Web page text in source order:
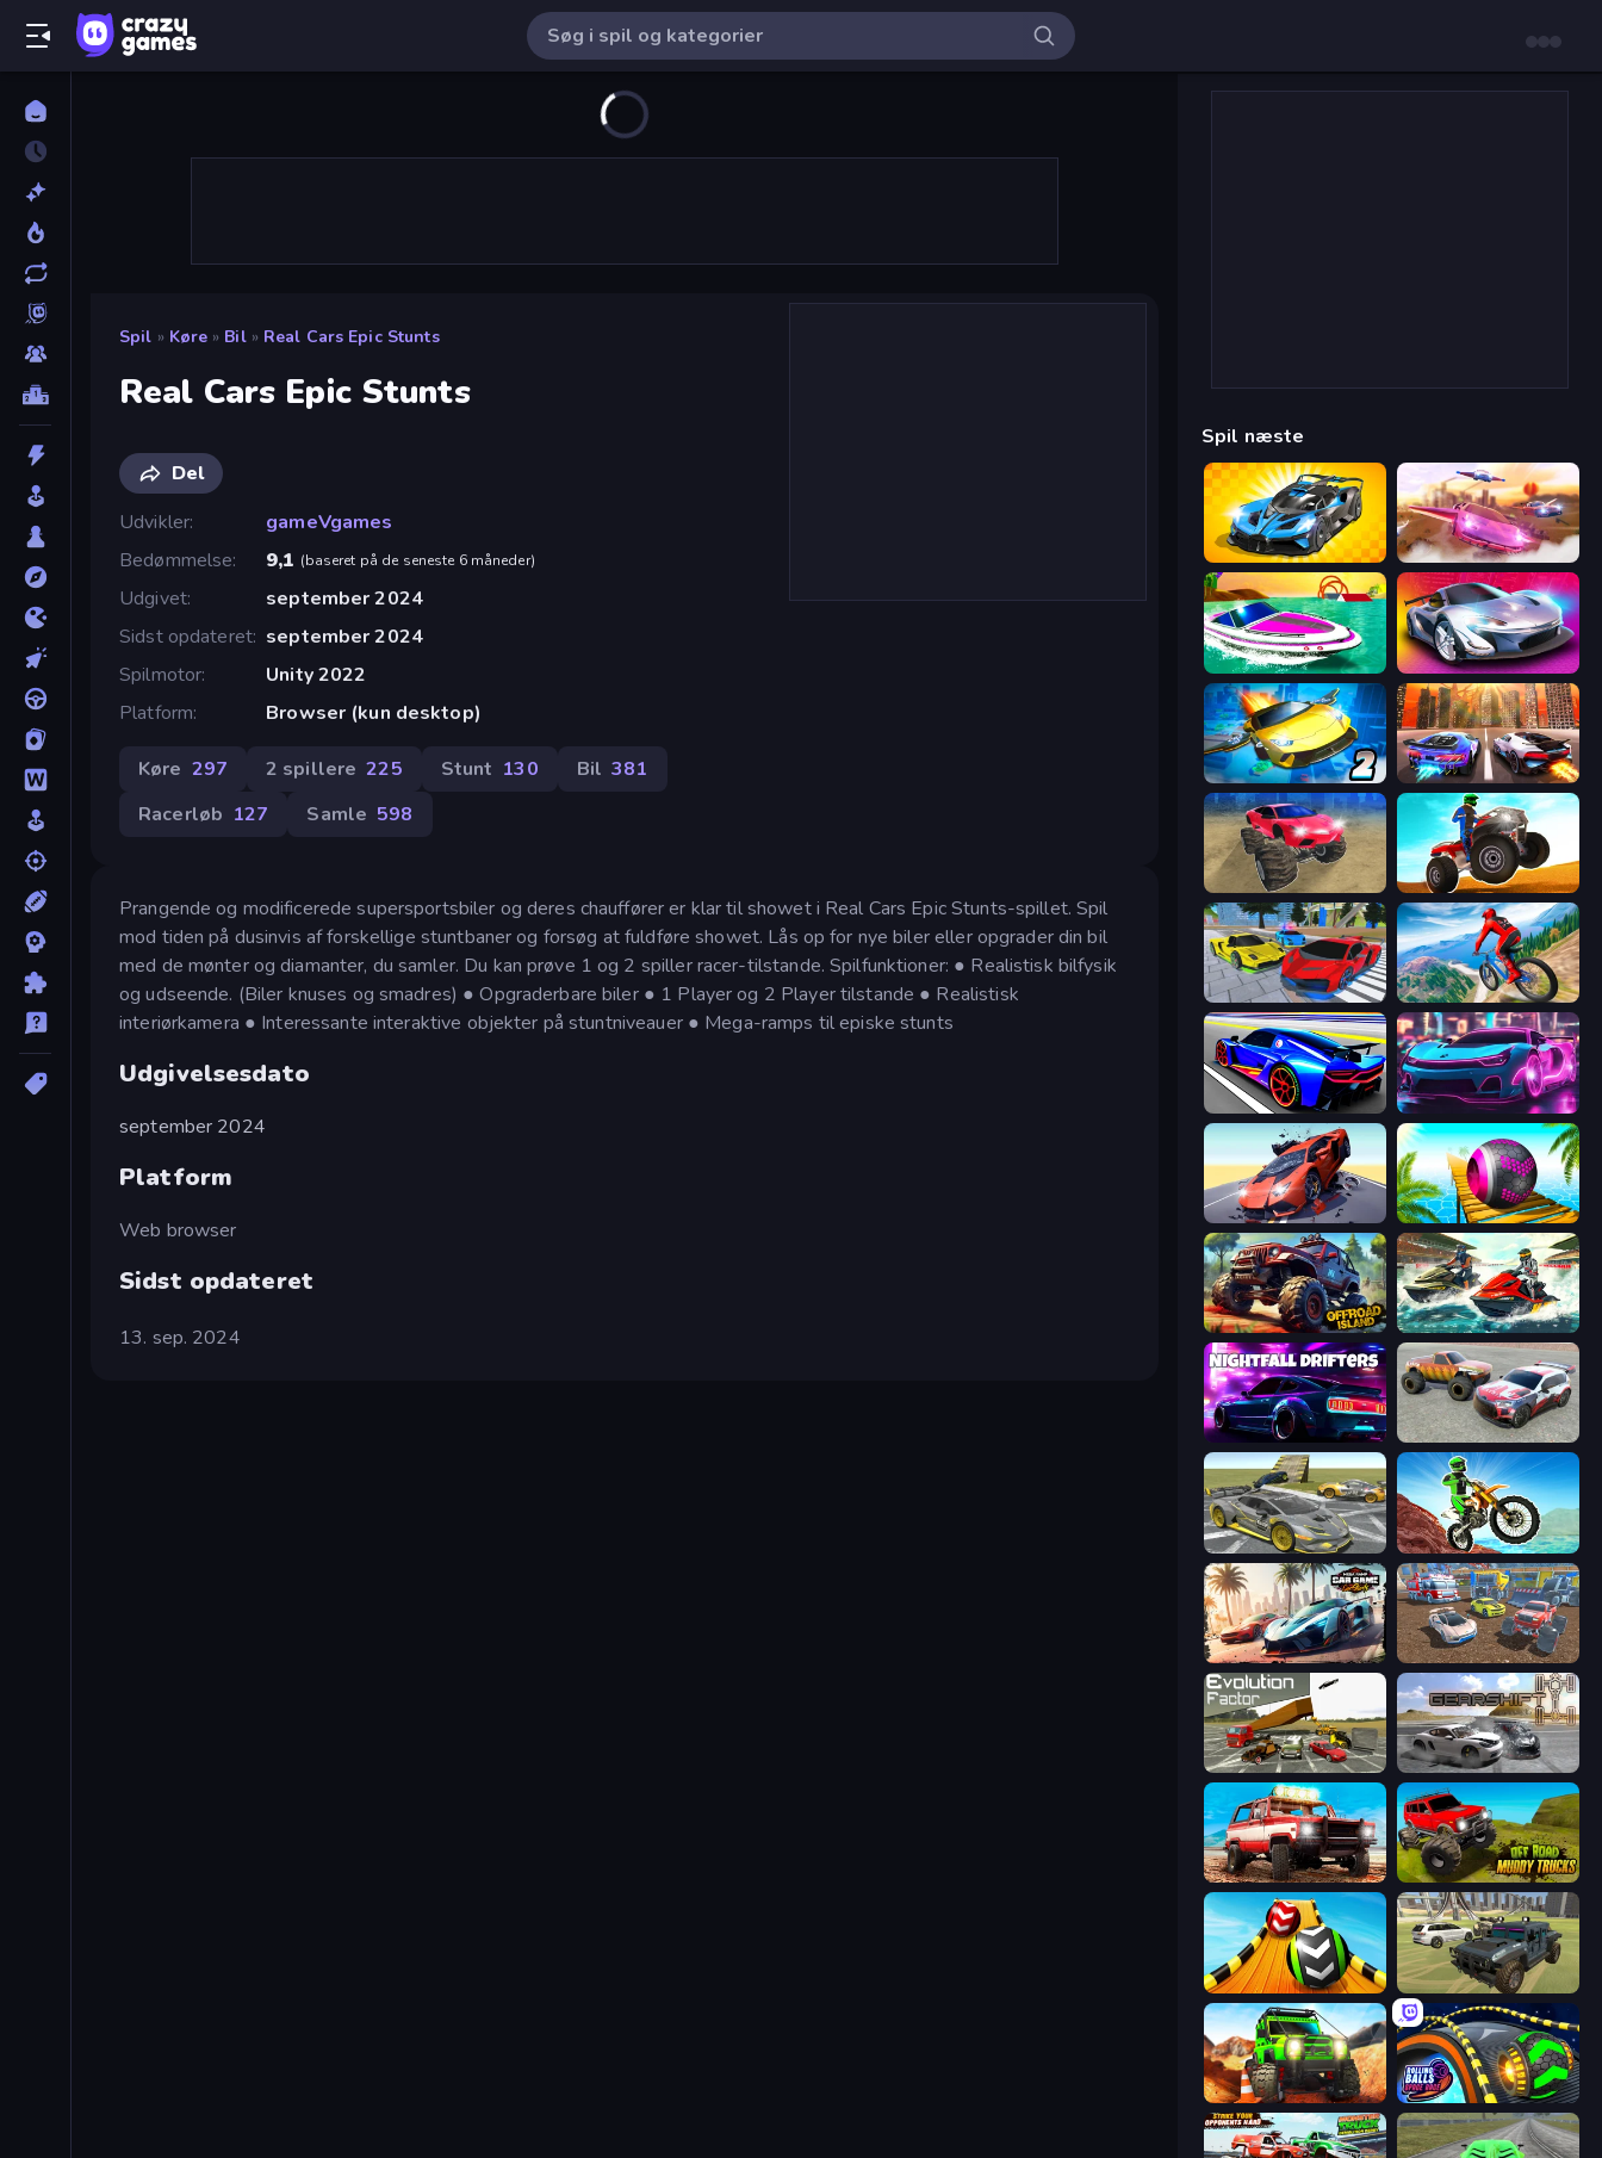
Spil » Køre » Bil » Real Cars Epic Stunts
Real Cars Epic Stunts
Del
Udvikler
gameVgames
Bedømmelse
9,1 (baseret på de seneste 6 måneder)
Udgivet
september 2024
Sidst opdateret september 2024
Spilmotor
Unity 2022
Platform
Browser (kun desktop)
Køre 297 2 spillere 225 Stunt 130 Bil 381
Racerløb 127 Samle 598
Prangende og modificerede supersportsbiler og deres chauffører er klar til showet i Real Cars Epic Stunts-spillet. Spil
mod tiden på dusinvis af forskellige stuntbaner og forsøg at fuldføre showet. Lås op for nye biler eller opgrader din bil
med de mønter og diamanter, du samler. Du kan prøve 1 og 2 spiller racer-tilstande. Spilfunktioner: ● Realistisk bilfysik
og udseende. (Biler knuses og smadres) ● Opgraderbare biler ● 1 Player og 2 Player tilstande ● Realistisk
interiørkamera ● Interessante interaktive objekter på stuntniveauer ● Mega-ramps til episke stunts
Udgivelsesdato
september 2024
Platform
Web browser
Sidst opdateret
13. sep. 2024
Spil næste
GT Cars Mega Ramps Ultimate Flying Car
Jet Boat Racing Grand Cyber City
Ultimate Flying Car 2 Night City Racing
ATV Ultimate Offroad
Real Cars Extreme Racing Riders Downhill Racing
Cyber Cars Punk Racing Cyber Cars Punk Racing 2
Hyper Cars Ramp Crash Rolling Balls Sea Race
Offroad Island Jetski Race
Nightfall Drifters Limitless
Wrong Way Dirt Bike Mad Skills
Mega Ramp Car Game: Car Stunts Mad Cars: Racing & Crash
Evolution Factor Gearshift One
Offroad Masters Challenge Offroad Muddy Trucks
Sky Balls 3D 4x4 Offroader
Offroad Life 3D Rolling Balls Space Race